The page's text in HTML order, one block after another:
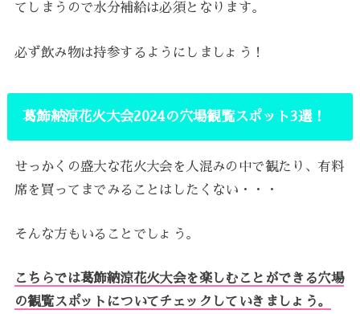
てしまうので水分補給は必須となります。
必ず飲み物は持参するようにしましょう！
葛飾納涼花火大会2024の穴場観覧スポット3選！
せっかくの盛大な花火大会を人混みの中で観たり、有料
席を買ってまでみることはしたくない・・・
そんな方もいることでしょう。
こちらでは葛飾納涼花火大会を楽しむことができる穴場
の観覧スポットについてチェックしていきましょう。